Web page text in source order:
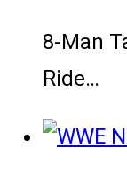
8-Man
Ride…